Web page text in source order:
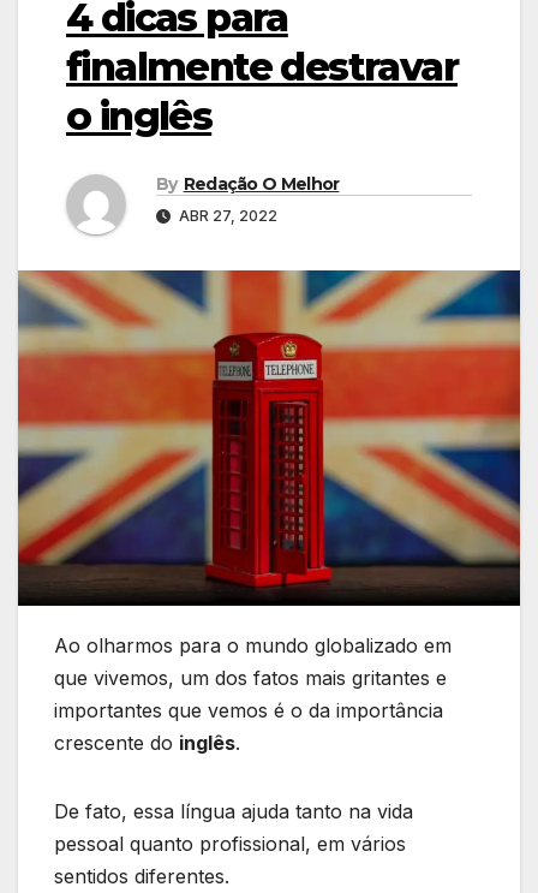
4 dicas para
finalmente destravar
o inglês
By Redação O Melhor
ABR 27, 2022
Ao olharmos para o mundo globalizado em
que vivemos, um dos fatos mais gritantes e
importantes que vemos é o da importância
crescente do inglês.
De fato, essa língua ajuda tanto na vida
pessoal quanto profissional, em vários
sentidos diferentes.